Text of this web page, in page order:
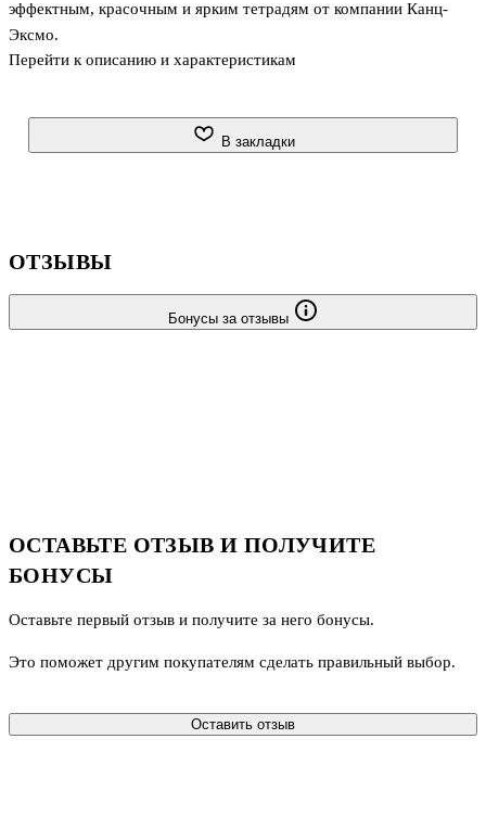
эффектным, красочным и ярким тетрадям от компании Канц-
Эксмо.
Перейти к описанию и характеристикам
В закладки
ОТЗЫВЫ
Бонусы за отзывы
ОСТАВЬТЕ ОТЗЫВ И ПОЛУЧИТЕ
БОНУСЫ
Оставьте первый отзыв и получите за него бонусы.
Это поможет другим покупателям сделать правильный выбор.
Оставить отзыв